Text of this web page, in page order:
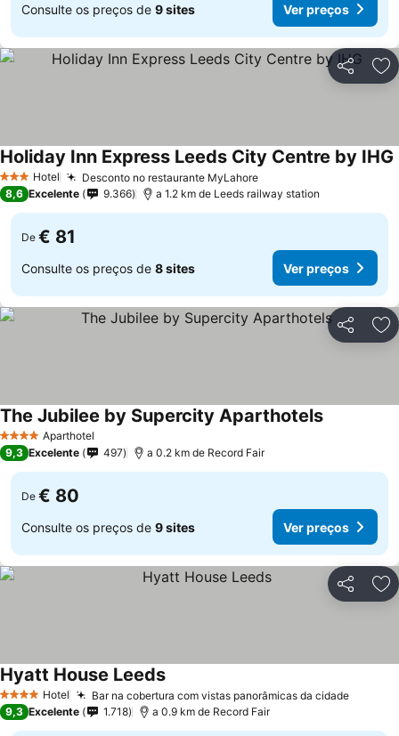
Consulte os preços de 9 sites Ver preços
Partilhar
3 EstrelasHotel Desconto no restaurante MyLahore
Holiday Inn Express Leeds City Centre by IHG
8,6 Excelente 9.366 a 1.2 km de Leeds railway station
De € 81
Consulte os preços de 8 sites Ver preços
Partilhar
4 EstrelasAparthotel
The Jubilee by Supercity Aparthotels
9,3 Excelente 497 a 0.2 km de Record Fair
De € 80
Consulte os preços de 9 sites Ver preços
Partilhar
4 EstrelasHotel Bar na cobertura com vistas panorâmicas da cidade
Hyatt House Leeds
9,3 Excelente 1.718 a 0.9 km de Record Fair